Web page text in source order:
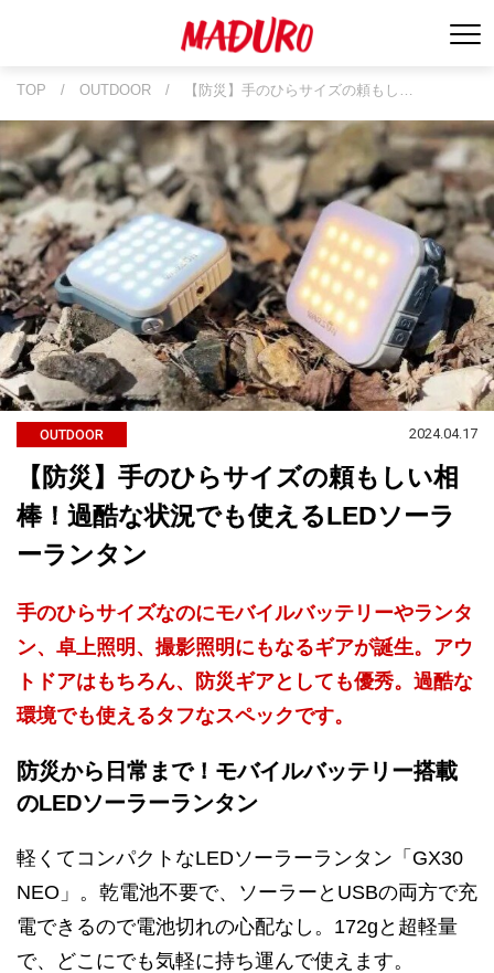
TOP / OUTDOOR / 【防災】手のひらサイズの頼もし…
OUTDOOR 2024.04.17
【防災】手のひらサイズの頼もしい相
棒！過酷な状況でも使えるLEDソーラ
ーランタン
手のひらサイズなのにモバイルバッテリーやランタ
ン、卓上照明、撮影照明にもなるギアが誕生。アウ
トドアはもちろん、防災ギアとしても優秀。過酷な
環境でも使えるタフなスペックです。
防災から日常まで！モバイルバッテリー搭載
のLEDソーラーランタン
軽くてコンパクトなLEDソーラーランタン「GX30
NEO」。乾電池不要で、ソーラーとUSBの両方で充
電できるので電池切れの心配なし。172gと超軽量
で、どこにでも気軽に持ち運んで使えます。